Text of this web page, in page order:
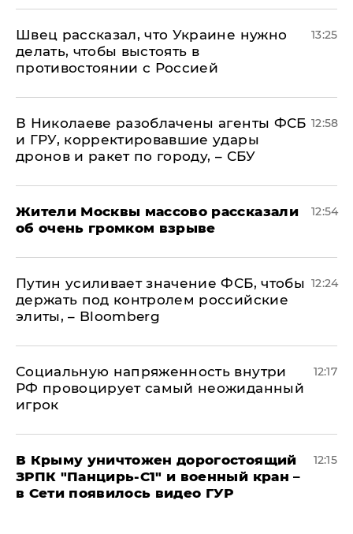
Швец рассказал, что Украине нужно
делать, чтобы выстоять в
противостоянии с Россией
13:25
В Николаеве разоблачены агенты ФСБ
и ГРУ, корректировавшие удары
дронов и ракет по городу, – СБУ
12:58
Жители Москвы массово рассказали
об очень громком взрыве
12:54
Путин усиливает значение ФСБ, чтобы
держать под контролем российские
элиты, – Bloomberg
12:24
Социальную напряженность внутри
РФ провоцирует самый неожиданный
игрок
12:17
В Крыму уничтожен дорогостоящий
ЗРПК "Панцирь-С1" и военный кран –
в Сети появилось видео ГУР
12:15